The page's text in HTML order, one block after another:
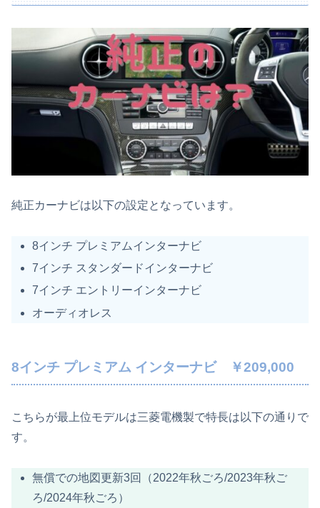
純正カーナビは以下の設定となっています。
8インチ プレミアムインターナビ
7インチ スタンダードインターナビ
7インチ エントリーインターナビ
オーディオレス
8インチ プレミアム インターナビ ￥209,000
こちらが最上位モデルは三菱電機製で特長は以下の通りで
す。
無償での地図更新3回（2022年秋ごろ/2023年秋ご
ろ/2024年秋ごろ）